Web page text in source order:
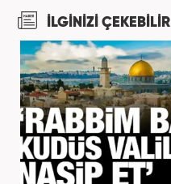
İLGİNİZİ ÇEKEBİLİR